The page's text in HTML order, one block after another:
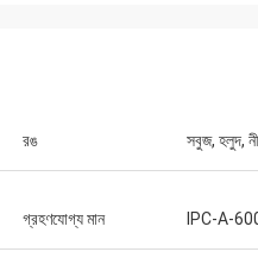
রঙ সবুজ, হলুদ,
গ্রহণযোগ্য মান IPC-A-